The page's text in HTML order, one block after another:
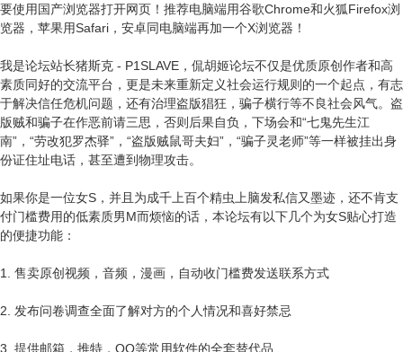
要使用国产浏览器打开网页！推荐电脑端用谷歌Chrome和火狐Firefox浏
览器，苹果用Safari，安卓同电脑端再加一个X浏览器！
我是论坛站长猪斯克 - P1SLAVE，侃胡姬论坛不仅是优质原创作者和高
素质同好的交流平台，更是未来重新定义社会运行规则的一个起点，有志
于解决信任危机问题，还有治理盗版猖狂，骗子横行等不良社会风气。盗
版贼和骗子在作恶前请三思，否则后果自负，下场会和“七鬼先生江
南”，“劳改犯罗杰驿”，“盗版贼鼠哥夫妇”，“骗子灵老师”等一样被挂出身
份证住址电话，甚至遭到物理攻击。
如果你是一位女S，并且为成千上百个精虫上脑发私信又墨迹，还不肯支
付门槛费用的低素质男M而烦恼的话，本论坛有以下几个为女S贴心打造
的便捷功能：
1. 售卖原创视频，音频，漫画，自动收门槛费发送联系方式
2. 发布问卷调查全面了解对方的个人情况和喜好禁忌
3. 提供邮箱，推特，QQ等常用软件的全套替代品